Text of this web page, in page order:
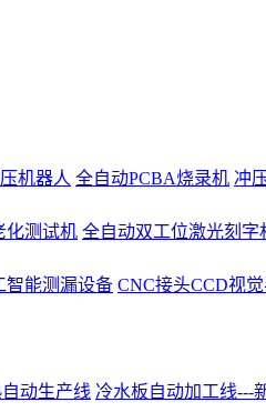
机器人 全自动PCBA烧录机 冲
化测试机 全自动双工位激光刻字
智能测漏设备 CNC接头CCD视
动生产线 冷水板自动加工线---